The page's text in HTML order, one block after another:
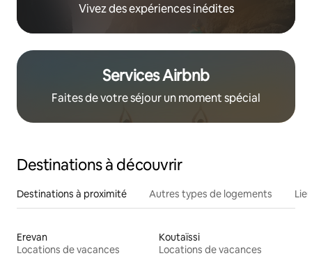
Vivez des expériences inédites
Services Airbnb
Faites de votre séjour un moment spécial
Destinations à découvrir
Destinations à proximité Autres types de logements
Erevan
Locations de vacances
Koutaïssi
Locations de vacances